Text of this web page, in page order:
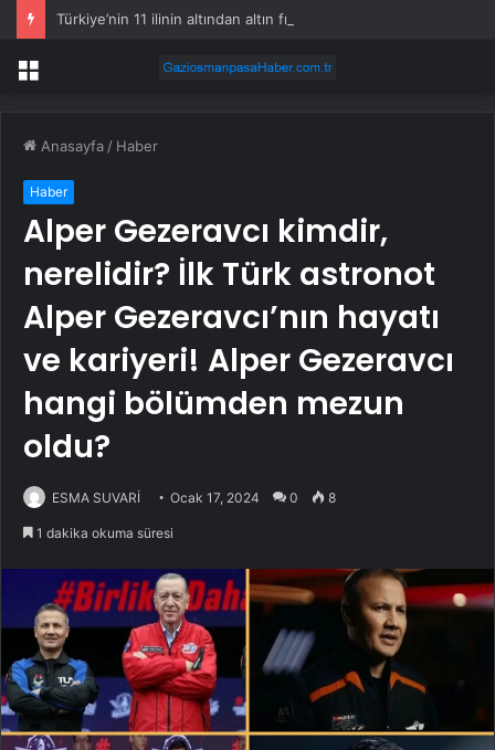
Türkiye’nin 11 ilinin altından altın fışkıracak
Menü
Anasayfa / Haber
Haber
Alper Gezeravcı kimdir,
nerelidir? İlk Türk astronot
Alper Gezeravcı’nın hayatı
ve kariyeri! Alper Gezeravcı
hangi bölümden mezun
oldu?
ESMA SUVARİ Ocak 17, 2024 0 8
1 dakika okuma süresi